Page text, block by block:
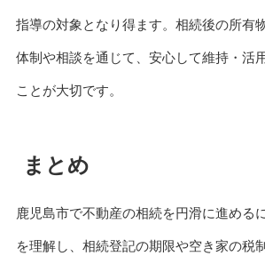
指導の対象となり得ます。相続後の所有
体制や相談を通じて、安心して維持・活
ことが大切です。
まとめ
鹿児島市で不動産の相続を円滑に進める
を理解し、相続登記の期限や空き家の税